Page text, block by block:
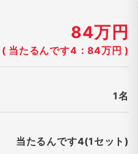
84万円
( 当たるんです4：84万円 )
1名
当たるんです4(1セット)